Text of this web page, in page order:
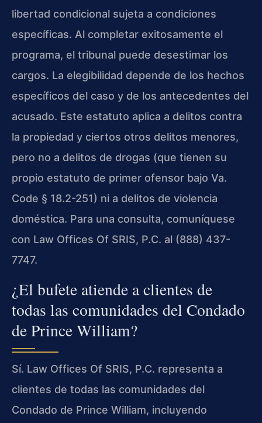
libertad condicional sujeta a condiciones
específicas. Al completar exitosamente el
programa, el tribunal puede desestimar los
cargos. La elegibilidad depende de los hechos
específicos del caso y de los antecedentes del
acusado. Este estatuto aplica a delitos contra
la propiedad y ciertos otros delitos menores,
pero no a delitos de drogas (que tienen su
propio estatuto de primer ofensor bajo Va.
Code § 18.2-251) ni a delitos de violencia
doméstica. Para una consulta, comuníquese
con Law Offices Of SRIS, P.C. al (888) 437-
7747.
¿El bufete atiende a clientes de
todas las comunidades del Condado
de Prince William?
Sí. Law Offices Of SRIS, P.C. representa a
clientes de todas las comunidades del
Condado de Prince William, incluyendo